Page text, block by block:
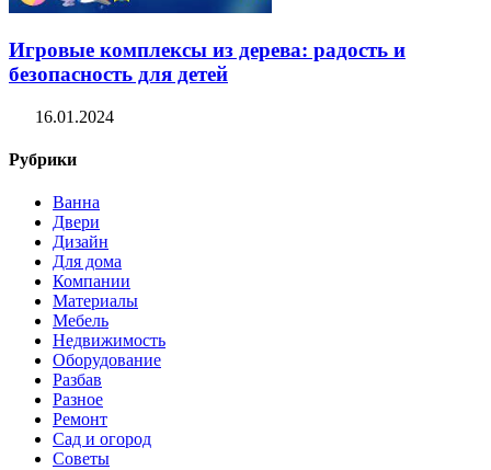
Игровые комплексы из дерева: радость и
безопасность для детей
16.01.2024
Рубрики
Ванна
Двери
Дизайн
Для дома
Компании
Материалы
Мебель
Недвижимость
Оборудование
Разбав
Разное
Ремонт
Сад и огород
Советы